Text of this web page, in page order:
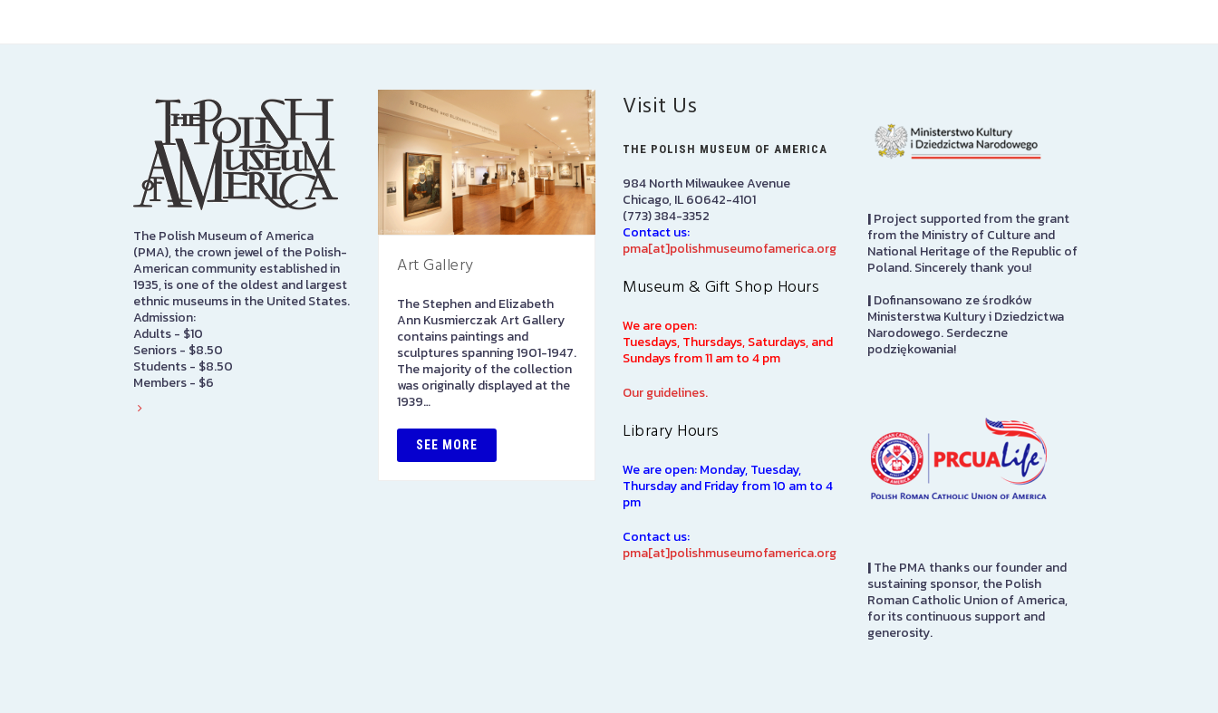
The Polish Museum of America
(PMA), the crown jewel of the Polish-
American community established in
1935, is one of the oldest and largest
ethnic museums in the United States.
Admission:
Adults - $10
Seniors - $8.50
Students - $8.50
Members - $6
Art Gallery
The Stephen and Elizabeth
Ann Kusmierczak Art Gallery
contains paintings and
sculptures spanning 1901-1947.
The majority of the collection
was originally displayed at the
1939…
SEE MORE
on the first floor. Please stop
in to pay admission here. Also
here you will find items directly
from…
Great Hall
Sabina P. Logisz Great Hall was
originally designed as the
auditorium for the Polish
Roman Catholic Union of
Visit Us
THE POLISH MUSEUM OF AMERICA
984 North Milwaukee Avenue
Chicago, IL 60642-4101
(773) 384-3352
Contact us:
pma[at]polishmuseumofamerica.org
Museum & Gift Shop Hours
We are open:
Tuesdays, Thursdays, Saturdays, and
Sundays from 11 am to 4 pm
Our guidelines.
Library Hours
We are open: Monday, Tuesday,
Thursday and Friday from 10 am to 4
pm
Contact us:
pma[at]polishmuseumofamerica.org
|Project supported from the grant
from the Ministry of Culture and
National Heritage of the Republic of
Poland. Sincerely thank you!
|Dofinansowano ze środków
Ministerstwa Kultury i Dziedzictwa
Narodowego. Serdeczne
podziękowania!
|The PMA thanks our founder and
sustaining sponsor, the Polish
Roman Catholic Union of America,
for its continuous support and
generosity.